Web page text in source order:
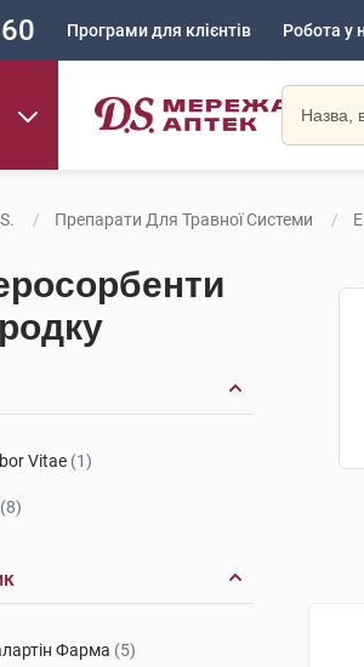
Програми для клієнтів Робота у
Препарати Для Травної Системи
Vitae (1)
(8)
Фарма (5)